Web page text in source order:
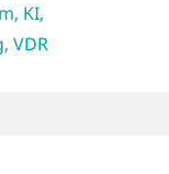
, KI,
, VDR